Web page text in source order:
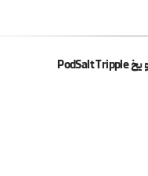
جویس سالت پادسالت تمشک و یخ PodSalt Tripple